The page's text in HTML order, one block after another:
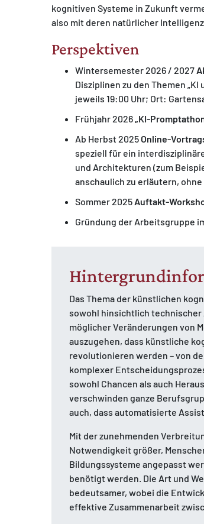
kognitiven Systeme in Zukunft
also mit deren natürlicher
Perspektiven
Wintersemester 2026 / 2027
Disziplinen zu den Themen „KI
jeweils 19:00 Uhr; Ort:
Frühjahr 2026„KI-
Ab Herbst 2025Online-
speziell für ein
und Architekturen (zum
anschaulich zu erläutern,
Sommer 2025 Auftakt-
Gründung der Arbeitsgruppe
Das Thema der künstlichen
sowohl hinsichtlich technischer
möglicher Veränderungen von
auszugehen, dass künstliche
revolutionieren werden – von
komplexer
sowohl Chancen als auch
verschwinden ganze
auch, dass automatisierte
Mit der zunehmenden
Notwendigkeit größer,
Bildungssysteme angepasst
benötigt werden. Die Art und
bedeutsamer, wobei die
effektive Zusammenarbeit